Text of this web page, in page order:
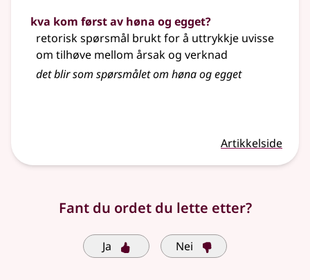
kva kom først av høna og egget?
retorisk spørsmål brukt for å uttrykkje uvisse
om tilhøve mellom årsak og verknad
det blir som spørsmålet om høna og egget
Artikkelside
Fant du ordet du lette etter?
Ja Nei